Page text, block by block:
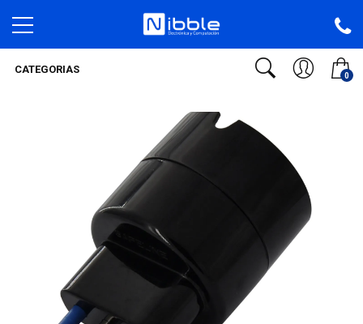
0
CATEGORIAS